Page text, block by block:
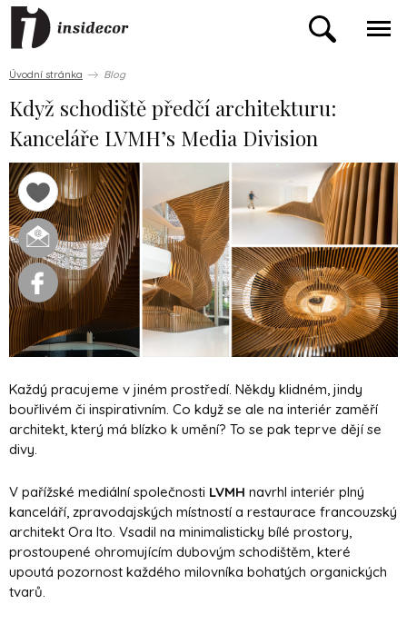
Úvodní stránka Blog
Když schodiště předčí architekturu:
Kanceláře LVMH’s Media Division
Každý pracujeme v jiném prostředí. Někdy klidném, jindy
bouřlivém či inspirativním. Co když se ale na interiér zaměří
architekt, který má blízko k umění? To se pak teprve dějí se
divy.
V pařížské mediální společnosti LVMH navrhl interiér plný
kanceláří, zpravodajských místností a restaurace francouzský
architekt Ora Ito. Vsadil na minimalisticky bílé prostory,
prostoupené ohromujícím dubovým schodištěm, které
upoutá pozornost každého milovníka bohatých organických
tvarů.